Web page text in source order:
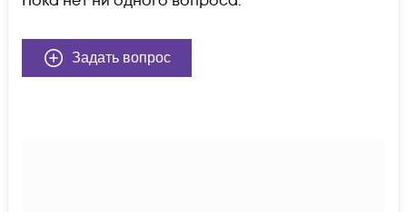
Задать вопрос